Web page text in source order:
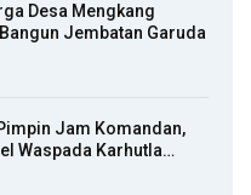
Desa Mengkang
Jembatan Garuda
Jam Komandan,
Waspada Karhutla…